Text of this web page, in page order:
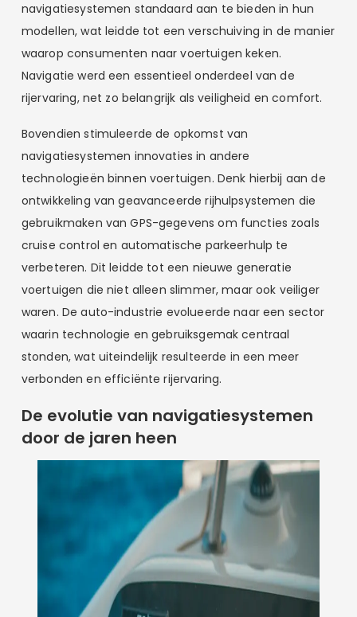
navigatiesystemen standaard aan te bieden in hun
modellen, wat leidde tot een verschuiving in de manier
waarop consumenten naar voertuigen keken.
Navigatie werd een essentieel onderdeel van de
rijervaring, net zo belangrijk als veiligheid en comfort.
Bovendien stimuleerde de opkomst van
navigatiesystemen innovaties in andere
technologieën binnen voertuigen. Denk hierbij aan de
ontwikkeling van geavanceerde rijhulpsystemen die
gebruikmaken van GPS-gegevens om functies zoals
cruise control en automatische parkeerhulp te
verbeteren. Dit leidde tot een nieuwe generatie
voertuigen die niet alleen slimmer, maar ook veiliger
waren. De auto-industrie evolueerde naar een sector
waarin technologie en gebruiksgemak centraal
stonden, wat uiteindelijk resulteerde in een meer
verbonden en efficiënte rijervaring.
De evolutie van navigatiesystemen
door de jaren heen